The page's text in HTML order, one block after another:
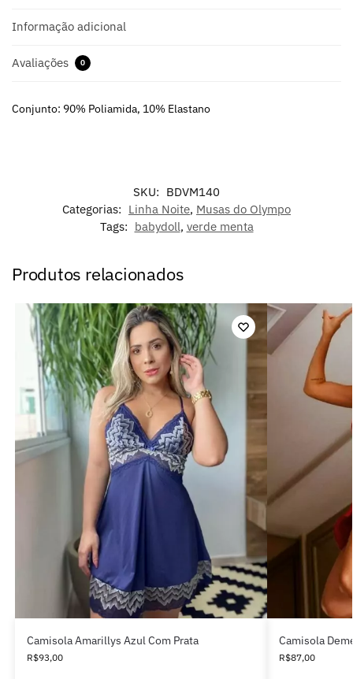
Informação adicional
Avaliações 0
Conjunto: 90% Poliamida, 10% Elastano
SKU: BDVM140
Categorias: Linha Noite, Musas do Olympo
Tags: babydoll, verde menta
Produtos relacionados
Camisola Amarillys Azul Com Prata
R$93,00
Camisola
R$87,00